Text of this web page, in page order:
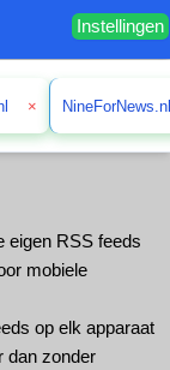
Instellingen
×
eigen RSS feeds
mobiele
op elk apparaat
dan zonder